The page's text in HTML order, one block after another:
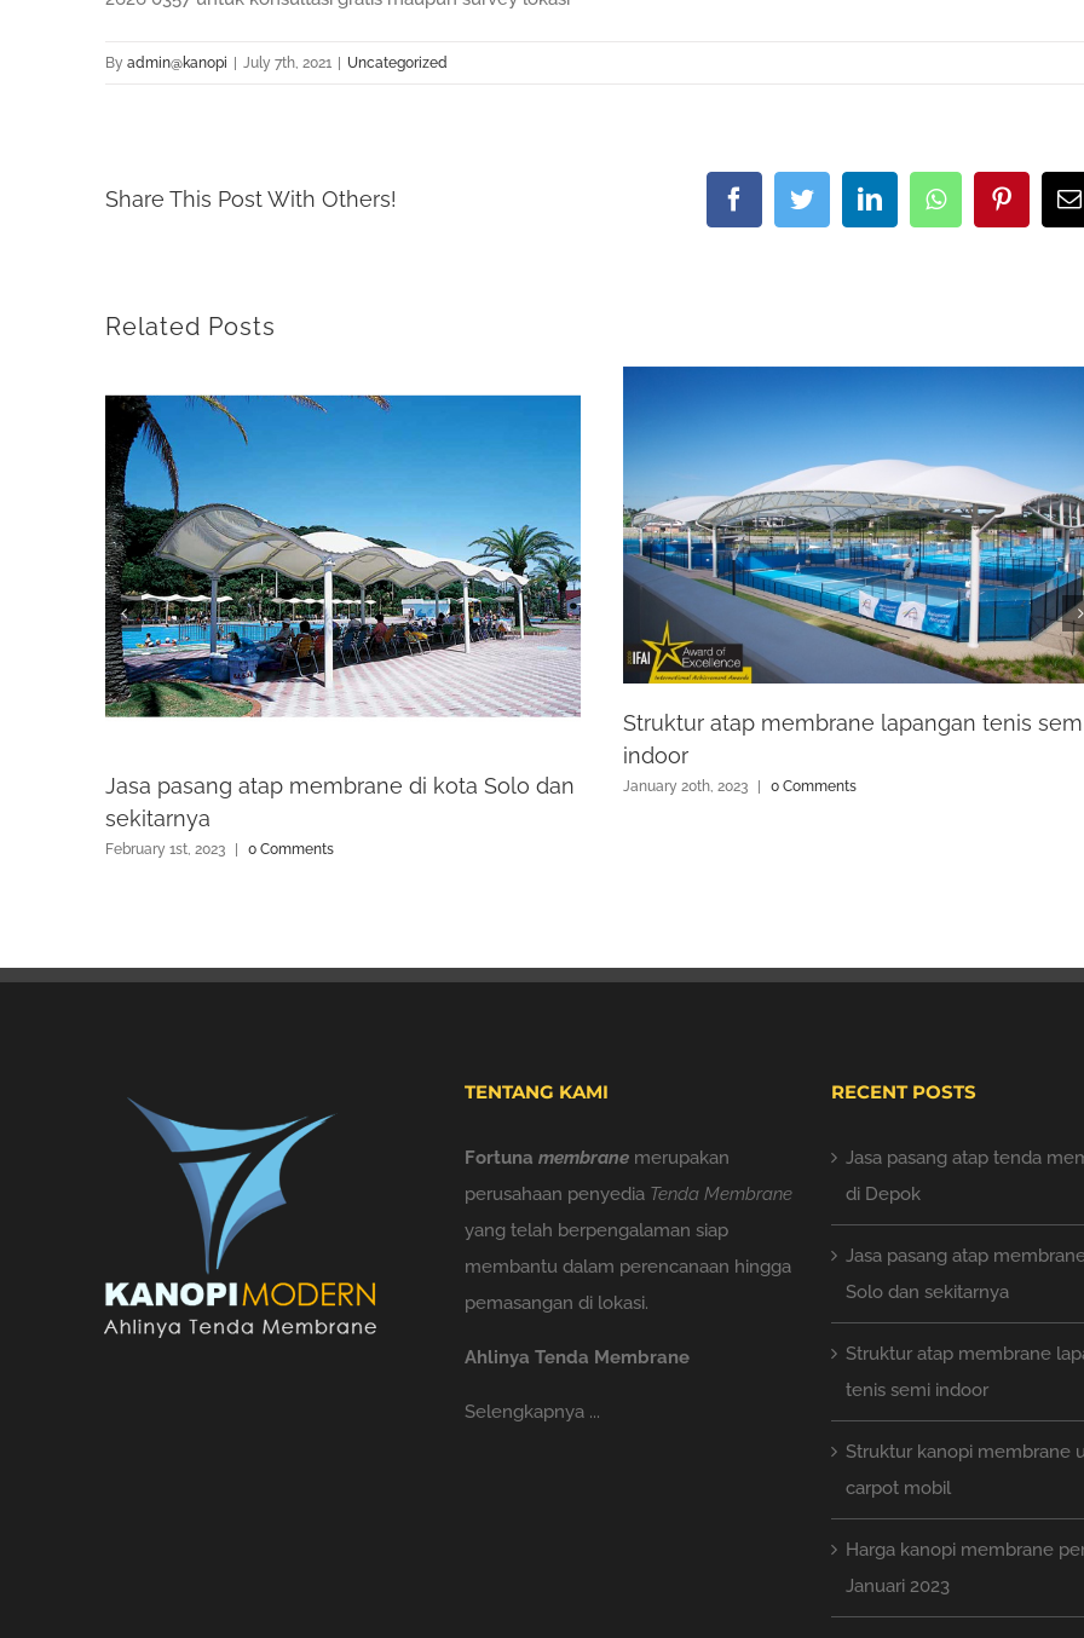
By admin@kanopi | July 7th, 2021 | Uncategorized
Share This Post With Others! FacebookTwitterLinkedInWhatsapp
Related Posts
Jasa pasang atap membrane di kota Solo dan
sekitarnya
February 1st, 2023 0 Comments
Struktur atap membrane lapangan tenis
indoor
January 20th, 2023 0 Comments
TENTANG KAMI
Fortunamembrane merupakan
perusahaan penyedia Tenda Membrane
yang telah berpengalaman siap
membantu dalam perencanaan hingga
pemasangan di lokasi.
Ahlinya Tenda Membrane
Selengkapnya ...
RECENT POSTS
Jasa pasang atap tenda
di Depok
Jasa pasang atap
Solo dan sekitarnya
Struktur atap membrane
tenis semi indoor
Struktur kanopi membrane
carpot mobil
Harga kanopi membrane
Januari 2023